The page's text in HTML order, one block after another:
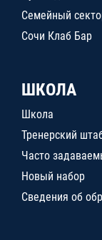
Семейный
Сочи Клаб Бар
ШКОЛА
Школа
Тренерский
Часто
Новый набор
Сведения об